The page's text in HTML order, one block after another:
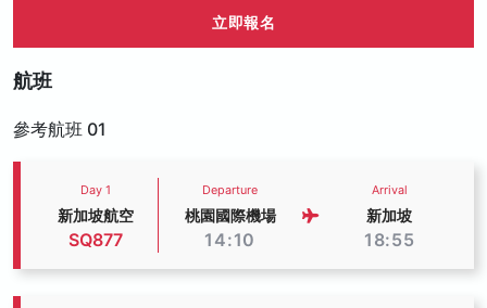
立即報名
航班
參考航班 01
Day 1
新加坡航空
SQ877
Departure
桃園國際機場
14:10
Arrival
新加坡
18:55